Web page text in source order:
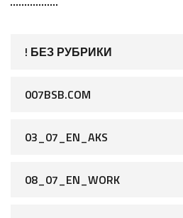
c
! БЕЗ РУБРИКИ
007BSB.COM
03_07_EN_AKS
08_07_EN_WORK